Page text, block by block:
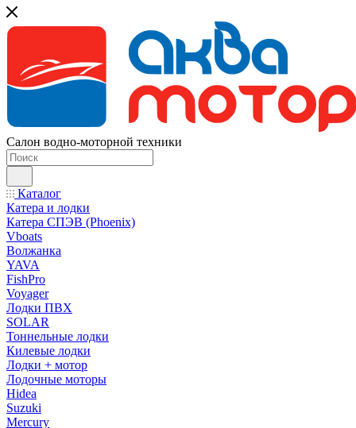
Салон водно-моторной техники
Каталог
Катера и лодки
Катера СПЭВ (Phoenix)
Vboats
Волжанка
YAVA
FishPro
Voyager
Лодки ПВХ
SOLAR
Тоннельные лодки
Килевые лодки
Лодки + мотор
Лодочные моторы
Hidea
Suzuki
Mercury